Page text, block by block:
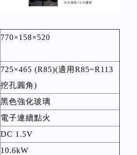
770×158×520
725×465 (R85)(適用R85~R113
挖孔圓角)
黑色強化玻璃
電子連續點火
DC 1.5V
10.6kW